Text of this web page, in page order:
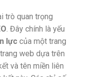
trò quan trọng
. Đây chính là yếu
lực của một trang
web dựa trên
và tên miền liên